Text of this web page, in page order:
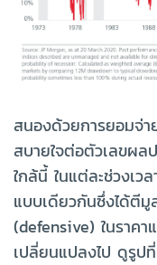
สนองด้วยการยอมจ่
สบายใจต่อตัวเลขผล
ใกล้นี้ ในแต่ละช่วงเ
แบบเดียวกันซึ่งได้ตี
(defensive) ในราคา
เปลี่ยนแปลงไป ดูรูป